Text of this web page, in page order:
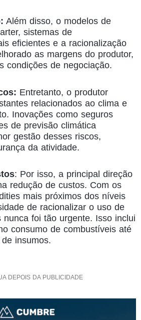
Além disso, o modelos de
sistemas de
eficientes e a racionalização
as margens do produtor,
condições de negociação.
Entretanto, o produtor
relacionados ao clima e
Inovações como seguros
de previsão climática
gestão desses riscos,
da atividade.
: Por isso, a principal direção
redução de custos. Com os
mais próximos dos níveis
de racionalizar o uso de
nunca foi tão urgente. Isso inclui
consumo de combustíveis até
insumos.
DEPOIS DA PUBLICIDADE